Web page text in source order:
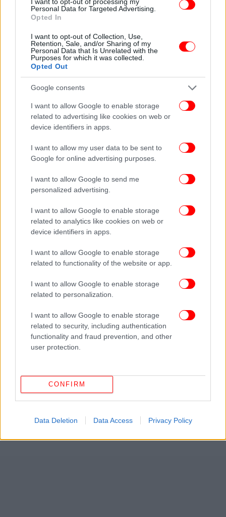
Personal Data for Targeted Advertising.
Opted In
I want to opt-out of Collection, Use,
Retention, Sale, and/or Sharing of my
Personal Data that Is Unrelated with the
Purposes for which it was collected.
Opted Out
Google consents
I want to allow Google to enable storage
related to advertising like cookies on web or
device identifiers in apps.
I want to allow my user data to be sent to
Google for online advertising purposes.
I want to allow Google to send me
personalized advertising.
I want to allow Google to enable storage
related to analytics like cookies on web or
device identifiers in apps.
I want to allow Google to enable storage
related to functionality of the website or app.
I want to allow Google to enable storage
related to personalization.
I want to allow Google to enable storage
related to security, including authentication
functionality and fraud prevention, and other
user protection.
CONFIRM
Data Deletion Data Access Privacy Policy
Στη δεύτερη κατηγορία είναι όσοι συνταξιούχοι
έχουν προσωπική διαφορά και η μόνη ενίσχυση
που έλαβαν το προηγούμενο διάστημα ήταν η
έκτακτη καταβολή των 250 ευρώ τα Χριστούγεννα.
Πρόκειται για 370.000 χαμηλοσυνταξιούχους, με
συντάξεις έως 800 ευρώ τον μήνα και αυτοί οι
συνταξιούχοι θα λάβουν έκτακτη ενίσχυση 300
ευρώ.
Στην τρίτη κατηγορία είναι όσοι συνταξιούχοι
έχουν άθροισμα κύριων συντάξεων μεταξύ 1.000
ευρώ-1.100 ευρώ τον μήνα, έχουν προσωπική
διαφορά και είδαν μόνο μία μικρή ενίσχυση από
την κατάργηση της ειδικής εισφοράς αλληλεγγύης
κατά μέσο όρο 36 ευρώ τον χρόνο. Πρόκειται για
70.000 συνταξιούχους, οι οποίοι θα λάβουν και
αυτοί την έκτακτη ενίσχυση των 300 ευρώ.
Συνολικά 560.000 συνταξιούχοι, με άθροισμα
χαρακτηριστικά, που προαναφέρθηκαν, θα λάβουν
το ανώτατο ποσό των 300 ευρώ.
Στην τέταρτη κατηγορία είναι όσοι συνταξιούχοι
έχουν άθροισμα κύριων συντάξεων από 1.100 ευρώ
έως 1.600 ευρώ τον μήνα, έχουν προσωπική
με 111 ευρώ ετησίως. Οι συνταξιούχοι αυτοί είναι
300.000 και θα λάβουν 250 ευρώ.